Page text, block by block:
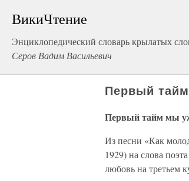
ВикиЧтение
Энциклопедический словарь крылатых
Серов Вадим Васильевич
Первый
Первый тайм мы
Из песни «Как
1929) на слова поэта
любовь на третьем